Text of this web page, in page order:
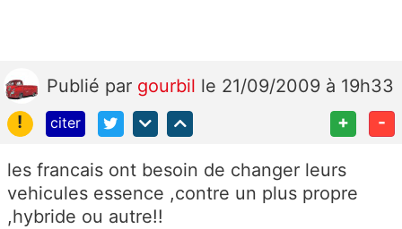
Publié par gourbil le 21/09/2009 à 19h33
!
citer + -
les francais ont besoin de changer leurs
vehicules essence ,contre un plus propre
,hybride ou autre!!